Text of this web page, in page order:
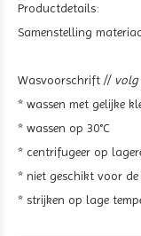
Productdetails:
Samenstelling
Wasvoorschrift // volg
* wassen met gelijke
* wassen op 30°C
* centrifugeer op
* niet geschikt voor
* strijken op lage